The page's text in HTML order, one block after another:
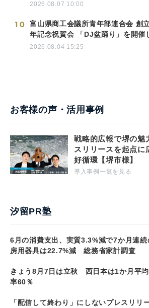
2026.08.07 10:00
10
富山県商工会議所青年部連合会 創
年記念祝賀会 「DJ盆踊り」を開催
2026.08.04 15:25
お客様の声・活用事例
戦略的広報で堺の魅
スリリースを起点に
好循環【堺市様】
導入事例一覧を見る
汐留PR塾
6月の消費支出、実質3.3%減で7か月連
房用器具は22.7%減 総務省家計調査
きょう8月7日は立秋 西日本は1か月平
率60％
「配信して終わり」にしないプレスリリ